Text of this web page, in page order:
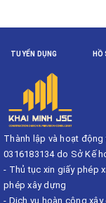
TUYỂN DỤNG HỒ
Thành lập và hoạt
0316183134 do Sở Kế
- Thủ tục xin giấy phép
phép xây dựng
- Dịch vụ hoàn công xây